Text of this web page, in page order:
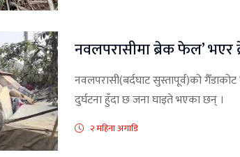
नवलपरासीमा ब्रेक फेल’ भएर
नवलपरासी(बर्दघाट सुस्तापूर्व)को
दुर्घटना हुँदा छ जना घाइते भएका छन् ।
२ महिना अगाडि